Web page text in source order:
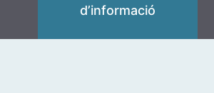
d’informació